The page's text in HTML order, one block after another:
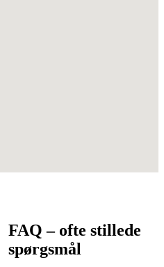
FAQ – ofte stillede
spørgsmål